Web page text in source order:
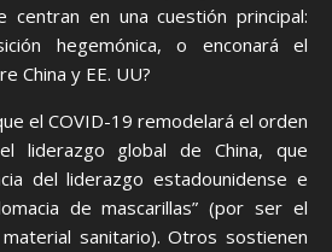
centran en una cuestión principal:
hegemónica, o enconará el
China y EE. UU?
el COVID-19 remodelará el orden
liderazgo global de China, que
del liderazgo estadounidense e
de mascarillas” (por ser el
sanitario). Otros sostienen